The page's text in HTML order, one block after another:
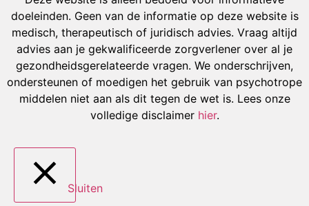
doeleinden. Geen van de informatie op deze website is
medisch, therapeutisch of juridisch advies. Vraag altijd
advies aan je gekwalificeerde zorgverlener over al je
gezondheidsgerelateerde vragen. We onderschrijven,
ondersteunen of moedigen het gebruik van psychotrope
middelen niet aan als dit tegen de wet is. Lees onze
volledige disclaimer hier.
Sluiten